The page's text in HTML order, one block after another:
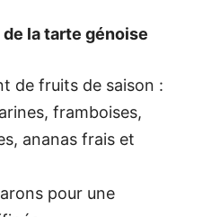
la tarte génoise
de fruits de saison :
framboises,
ananas frais et
pour une